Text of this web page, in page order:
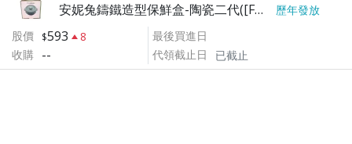
安妮兔鑄鐵造型保鮮盒-陶瓷二代([F5])
歷年發放
股價
593
8
收購 --
最後買進日
代領截止日
已截止